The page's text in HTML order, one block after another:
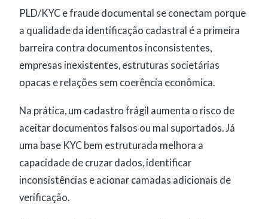
PLD/KYC e fraude documental se conectam porque
a qualidade da identificação cadastral é a primeira
barreira contra documentos inconsistentes,
empresas inexistentes, estruturas societárias
opacas e relações sem coerência econômica.
Na prática, um cadastro frágil aumenta o risco de
aceitar documentos falsos ou mal suportados. Já
uma base KYC bem estruturada melhora a
capacidade de cruzar dados, identificar
inconsistências e acionar camadas adicionais de
verificação.